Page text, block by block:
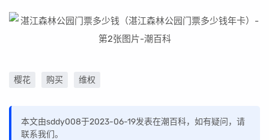
樱花 购买 维权
本文由sddy008于2023-06-19发表在潮百科，如有疑问，请
联系我们。